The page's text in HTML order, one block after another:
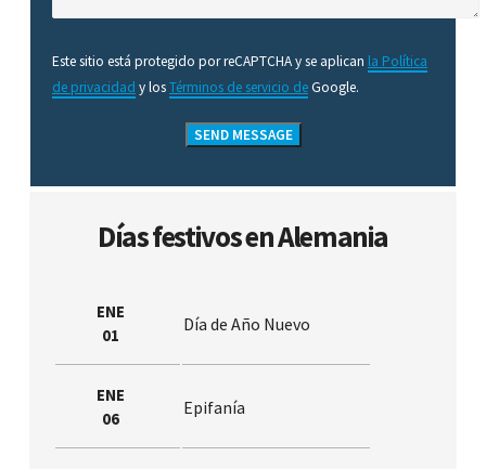
Este sitio está protegido por reCAPTCHA y se aplican la Política
de privacidad y losTérminos de servicio deGoogle.
Días festivos en Alemania
ENE
01
Día de Año Nuevo
ENE
06
Epifanía